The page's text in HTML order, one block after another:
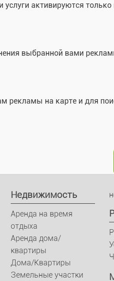
активируются только
выбранной вами
рекламы на карте и для
Недвижимость
Аренда на время
отдыха
Аренда дома/
квартиры
Дома/Квартиры
Земельные участки